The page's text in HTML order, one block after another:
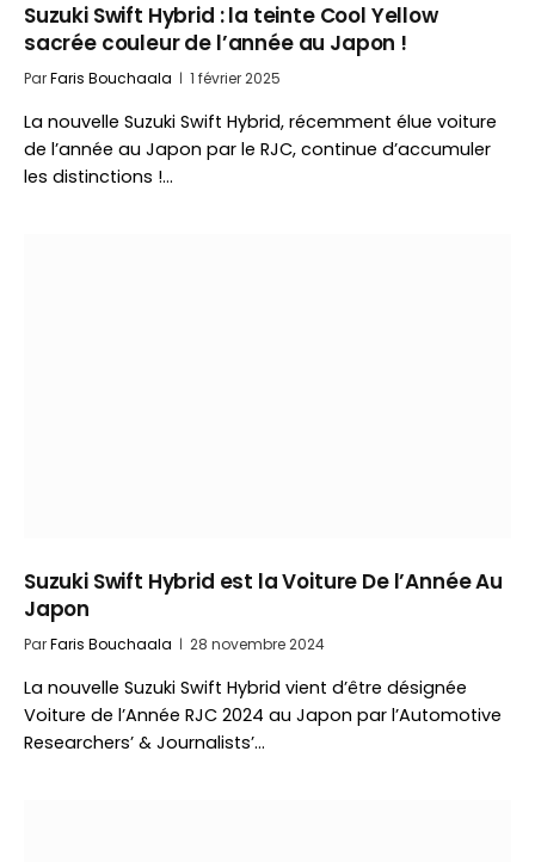
Suzuki Swift Hybrid : la teinte Cool Yellow
sacrée couleur de l’année au Japon !
ParFaris Bouchaala 1 février 2025
La nouvelle Suzuki Swift Hybrid, récemment élue voiture
de l’année au Japon par le RJC, continue d’accumuler
les distinctions !…
Suzuki Swift Hybrid est la Voiture De l’Année Au
Japon
ParFaris Bouchaala 28 novembre 2024
La nouvelle Suzuki Swift Hybrid vient d’être désignée
Voiture de l’Année RJC 2024 au Japon par l’Automotive
Researchers’ & Journalists’…